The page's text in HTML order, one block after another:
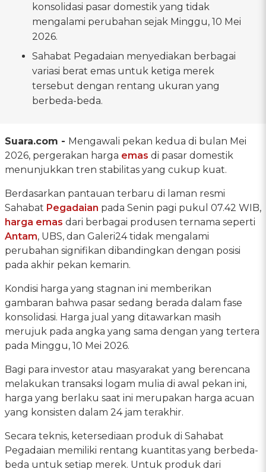
konsolidasi pasar domestik yang tidak
mengalami perubahan sejak Minggu, 10 Mei
2026.
Sahabat Pegadaian menyediakan berbagai
variasi berat emas untuk ketiga merek
tersebut dengan rentang ukuran yang
berbeda-beda.
Suara.com - Mengawali pekan kedua di bulan Mei
2026, pergerakan harga emas di pasar domestik
menunjukkan tren stabilitas yang cukup kuat.
Berdasarkan pantauan terbaru di laman resmi
Sahabat Pegadaian pada Senin pagi pukul 07.42 WIB,
harga emas dari berbagai produsen ternama seperti
Antam, UBS, dan Galeri24 tidak mengalami
perubahan signifikan dibandingkan dengan posisi
pada akhir pekan kemarin.
Kondisi harga yang stagnan ini memberikan
gambaran bahwa pasar sedang berada dalam fase
konsolidasi. Harga jual yang ditawarkan masih
merujuk pada angka yang sama dengan yang tertera
pada Minggu, 10 Mei 2026.
Bagi para investor atau masyarakat yang berencana
melakukan transaksi logam mulia di awal pekan ini,
harga yang berlaku saat ini merupakan harga acuan
yang konsisten dalam 24 jam terakhir.
Secara teknis, ketersediaan produk di Sahabat
Pegadaian memiliki rentang kuantitas yang berbeda-
beda untuk setiap merek. Untuk produk dari